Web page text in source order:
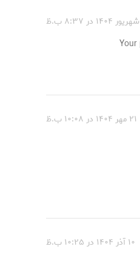
۲۱ مهر ۱۴۰۴ در ۱۰:۰۸ ب.ظ
۱۰ آذر ۱۴۰۴ در ۱۰:۲۵ ب.ظ